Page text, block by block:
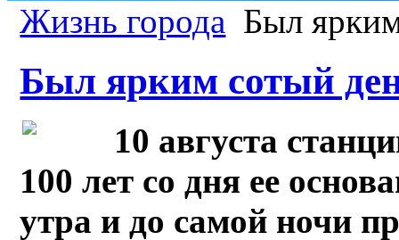
Жизнь города Был
Был ярким сотый
10 августа
100 лет со дня ее
утра и до самой ночи